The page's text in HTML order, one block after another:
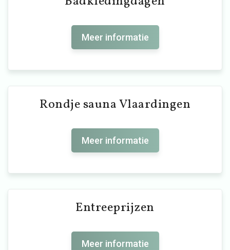
Meer informatie
Rondje sauna Vlaardingen
Meer informatie
Entreeprijzen
Meer informatie